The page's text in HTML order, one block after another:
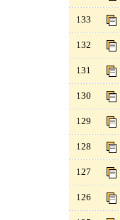
133
132
131
130
129
128
127
126